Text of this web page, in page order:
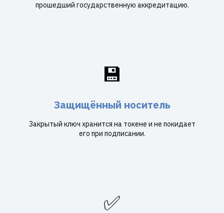
прошедший государственную аккредитацию.
💾
Защищённый носитель
Закрытый ключ хранится на токене и не покидает
его при подписании.
✅